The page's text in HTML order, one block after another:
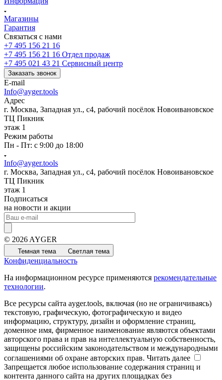
Магазины
Гарантия
Связаться с нами
+7 495 156 21 16
+7 495 156 21 16 Отдел продаж
+7 495 021 43 21 Cервисный центр
Заказать звонок
E-mail
Info@ayger.tools
Адрес
г. Москва, Западная ул., с4, рабочий посёлок Новоивановское
ТЦ Пикник
этаж 1
Режим работы
Пн - Пт: с 9:00 до 18:00
Info@ayger.tools
г. Москва, Западная ул., с4, рабочий посёлок Новоивановское
ТЦ Пикник
этаж 1
Подписаться
на новости и акции
© 2026 AYGER
Темная тема Светлая тема
Конфиденциальность
На информационном ресурсе применяются рекомендательные
технологии.
Все ресурсы сайта ayger.tools, включая (но не ограничиваясь)
текстовую, графическую, фотографическую и видео
информацию, структуру, дизайн и оформление страниц,
доменное имя, фирменное наименование являются объектами
авторского права и прав на интеллектуальную собственность,
защищены российским законодательством и международными
соглашениями об охране авторских прав. Читать далее
Запрещается любое использование содержания страниц и
контента данного сайта на других площадках без